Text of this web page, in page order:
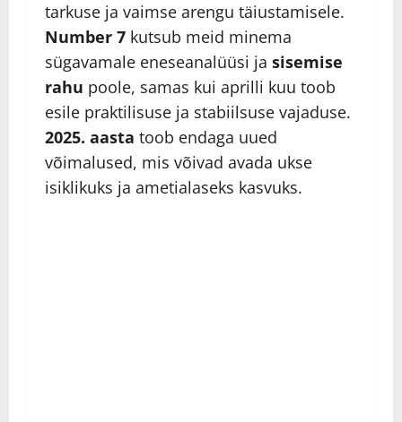
tarkuse ja vaimse arengu täiustamisele.
Number 7 kutsub meid minema
sügavamale eneseanalüüsi ja sisemise
rahu poole, samas kui aprilli kuu toob
esile praktilisuse ja stabiilsuse vajaduse.
2025. aasta toob endaga uued
võimalused, mis võivad avada ukse
isiklikuks ja ametialaseks kasvuks.